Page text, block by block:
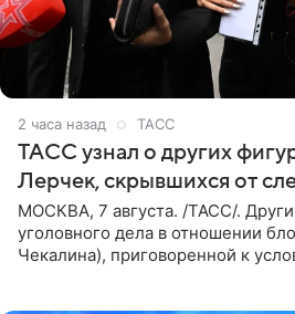
2 часа назад ТАСС
ТАСС узнал о других
Лерчек, скрывшихся от
МОСКВА, 7 августа. /ТАСС/.
уголовного дела в отношении
Чекалина), приговоренной к